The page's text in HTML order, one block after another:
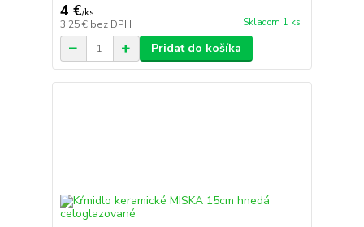
4 €/ks
3,25 € bez DPH Skladom 1 ks
Pridať do košíka